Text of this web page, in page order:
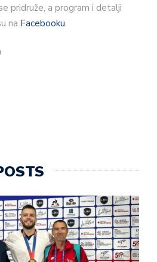
pridruže, a program i detalji
na Facebooku.